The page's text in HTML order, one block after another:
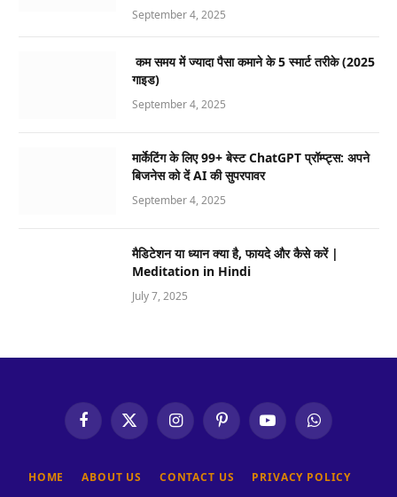
September 4, 2025
कम समय में ज्यादा पैसा कमाने के 5 स्मार्ट तरीके (2025
गाइड)
September 4, 2025
मार्केटिंग के लिए 99+ बेस्ट ChatGPT प्रॉम्प्ट्स: अपने
बिजनेस को दें AI की सुपरपावर
September 4, 2025
मैडिटेशन या ध्यान क्या है, फायदे और कैसे करें |
Meditation in Hindi
July 7, 2025
FacebookX
(Twitter)
InstagramPinterestYouTubeWhatsApp
HOME ABOUT US CONTACT US
PRIVACY POLICY